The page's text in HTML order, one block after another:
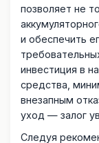
позволяет не
и обеспечить
инвестиция в
средства,
внезапным
уход — залог
Следуя